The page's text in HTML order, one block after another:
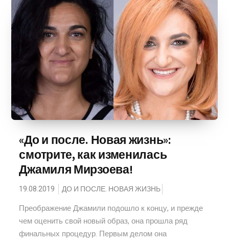
«До и после. Новая жизнь»:
смотрите, как изменилась
Джамиля Мирзоева!
19.08.2019 ДО И ПОСЛЕ. НОВАЯ ЖИЗНЬ
Преображение Джамили подошло к концу, и прежде
чем оценить свой новый образ, она прошла ряд
финальных процедур. Первым делом она